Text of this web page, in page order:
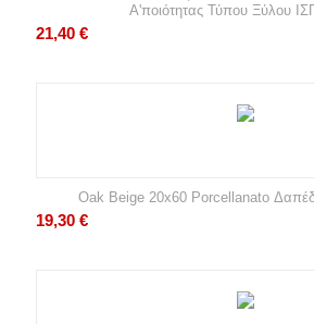
Α'ποιότητας Τύπου Ξύλου
21,40 €
Oak Beige 20x60 Porcellanato
19,30 €